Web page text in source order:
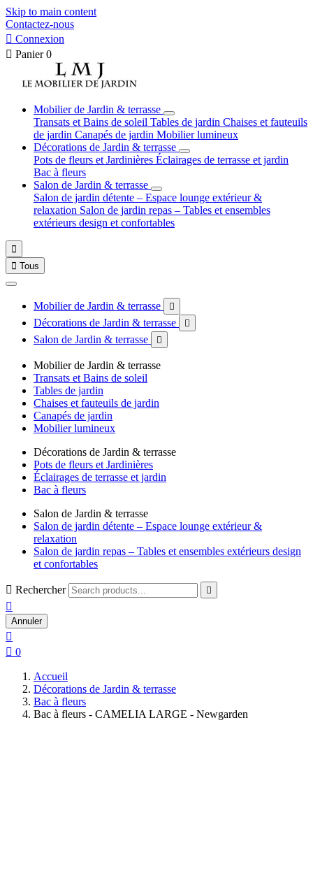
Skip to main content
Contactez-nous
 Connexion
 Panier 0
Mobilier de Jardin & terrasse
Transats et Bains de soleil Tables de jardin Chaises et fauteuils
de jardin Canapés de jardin Mobilier lumineux
Décorations de Jardin & terrasse
Pots de fleurs et Jardinières Éclairages de terrasse et jardin
Bac à fleurs
Salon de Jardin & terrasse
Salon de jardin détente – Espace lounge extérieur &
relaxation Salon de jardin repas – Tables et ensembles
extérieurs design et confortables

 Tous
Mobilier de Jardin & terrasse 
Décorations de Jardin & terrasse 
Salon de Jardin & terrasse 
Mobilier de Jardin & terrasse
Transats et Bains de soleil
Tables de jardin
Chaises et fauteuils de jardin
Canapés de jardin
Mobilier lumineux
Décorations de Jardin & terrasse
Pots de fleurs et Jardinières
Éclairages de terrasse et jardin
Bac à fleurs
Salon de Jardin & terrasse
Salon de jardin détente – Espace lounge extérieur &
relaxation
Salon de jardin repas – Tables et ensembles extérieurs design
et confortables
 Rechercher 

Annuler

 0
Accueil
Décorations de Jardin & terrasse
Bac à fleurs
Bac à fleurs - CAMELIA LARGE - Newgarden